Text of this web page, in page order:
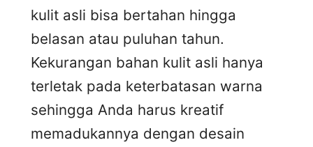
kulit asli bisa bertahan hingga
belasan atau puluhan tahun.
Kekurangan bahan kulit asli hanya
terletak pada keterbatasan warna
sehingga Anda harus kreatif
memadukannya dengan desain